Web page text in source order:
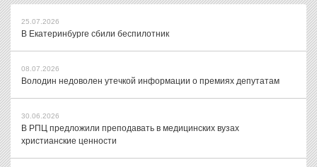
25.07.2026
В Екатеринбурге сбили беспилотник
08.07.2026
Володин недоволен утечкой информации о премиях депутатам
30.06.2026
В РПЦ предложили преподавать в медицинских вузах
христианские ценности